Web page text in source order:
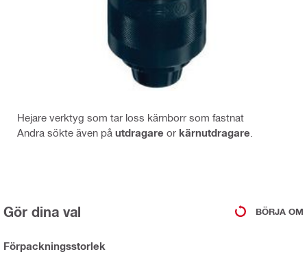
Hejare verktyg som tar loss kärnborr som fastnat
Andra sökte även på utdragare or kärnutdragare
Gör dina val BÖRJA OM
Förpackningsstorlek